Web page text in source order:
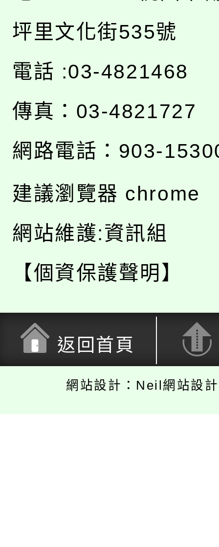
坪里文化街535號
電話 :03-4821468
傳真：03-4821727
網路電話：903-
建議瀏覽器 chrome
網站維護:資訊組
【個資保護聲明】
返回首頁
網站設計：Neil網站設